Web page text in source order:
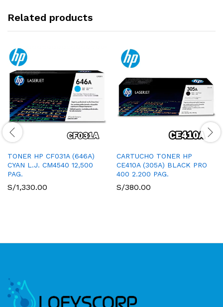
Related products
TONER HP CF031A (646A)
CYAN L.J. CM4540 12,500
PAG.
S/1,330.00
CARTUCHO TONER HP
CE410A (305A) BLACK PRO
400 2.200 PAG.
S/380.00